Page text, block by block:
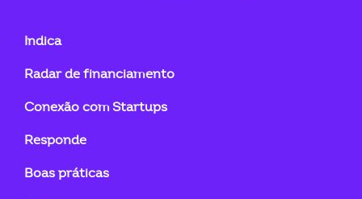
in
Indica
Radar de financiamento
Conexão com Startups
Responde
Boas práticas